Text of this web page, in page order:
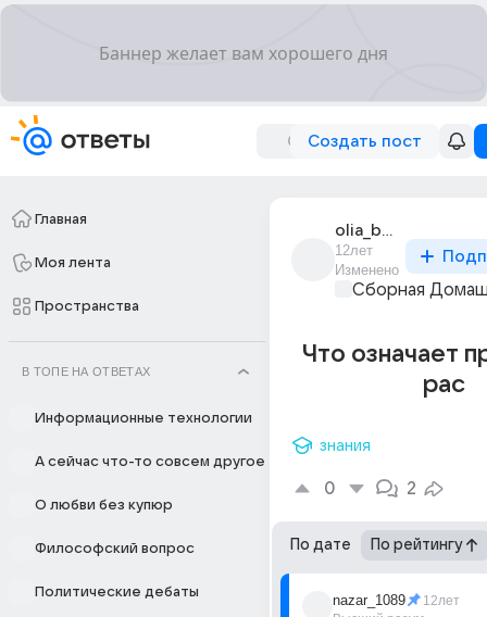
Создать пост
Главная
Моя лента
Пространства
В ТОПЕ НА ОТВЕТАХ
Информационные технологии
А сейчас что-то совсем другое
О любви без купюр
Философский вопрос
Политические дебаты
olia_boretskaia_1
12лет
Изменено
Сборная
Что означает
рас
знания
0 2
По дате По рейтингу
nazar_1089 12лет